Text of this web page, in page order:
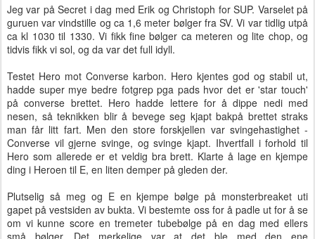
Jeg var på Secret i dag med Erik og Christoph for SUP. Varselet på
guruen var vindstille og ca 1,6 meter bølger fra SV. Vi var tidlig utpå
ca kl 1030 til 1330. Vi fikk fine bølger ca meteren og lite chop, og
tidvis fikk vi sol, og da var det full idyll.
Testet Hero mot Converse karbon. Hero kjentes god og stabil ut,
hadde super mye bedre fotgrep pga pads hvor det er 'star touch'
på converse brettet. Hero hadde lettere for å dippe nedi med
nesen, så teknikken blir å bevege seg kjapt bakpå brettet straks
man får litt fart. Men den store forskjellen var svingehastighet -
Converse vil gjerne svinge, og svinge kjapt. Ihvertfall i forhold til
Hero som allerede er et veldig bra brett. Klarte å lage en kjempe
ding i Heroen til E, en liten demper på gleden der.
Plutselig så meg og E en kjempe bølge på monsterbreaket uti
gapet på vestsiden av bukta. Vi bestemte oss for å padle ut for å se
om vi kunne score en tremeter tubebølge på en dag med ellers